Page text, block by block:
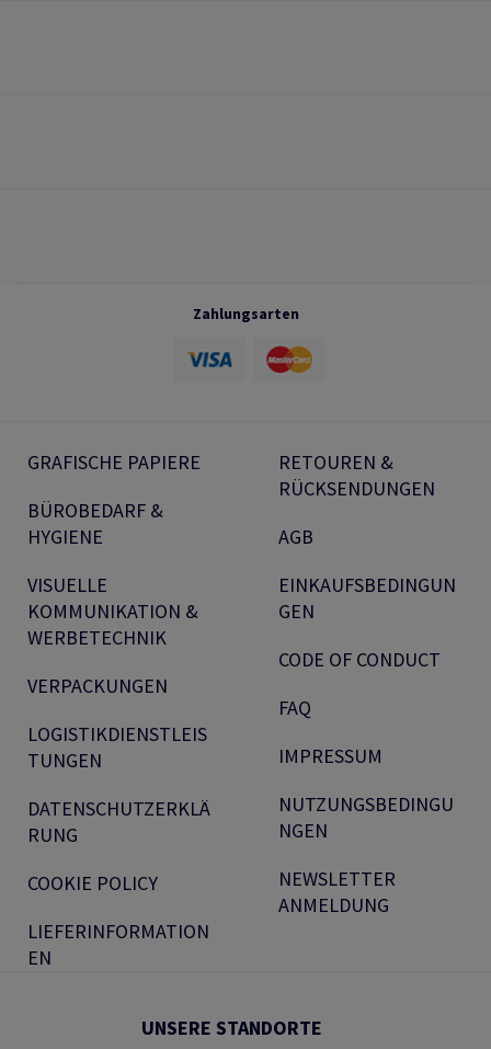
Zahlungsarten
GRAFISCHE PAPIERE
BÜROBEDARF &
HYGIENE
VISUELLE
KOMMUNIKATION &
WERBETECHNIK
VERPACKUNGEN
LOGISTIKDIENSTLEIS
TUNGEN
DATENSCHUTZERKLÄ
RUNG
COOKIE POLICY
LIEFERINFORMATION
EN
RETOUREN &
RÜCKSENDUNGEN
AGB
EINKAUFSBEDINGUN
GEN
CODE OF CONDUCT
FAQ
IMPRESSUM
NUTZUNGSBEDINGU
NGEN
NEWSLETTER
ANMELDUNG
UNSERE STANDORTE